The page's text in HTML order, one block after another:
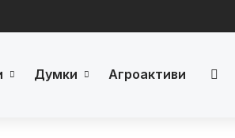
Думки Агроактиви